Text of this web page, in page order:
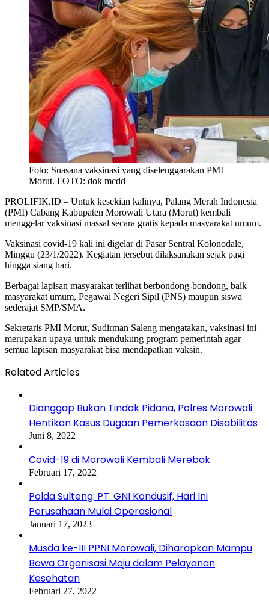
Foto: Suasana vaksinasi yang diselenggarakan PMI
Morut. FOTO: dok mcdd
PROLIFIK.ID – Untuk kesekian kalinya, Palang Merah Indonesia
(PMI) Cabang Kabupaten Morowali Utara (Morut) kembali
menggelar vaksinasi massal secara gratis kepada masyarakat umum.
Vaksinasi covid-19 kali ini digelar di Pasar Sentral Kolonodale,
Minggu (23/1/2022). Kegiatan tersebut dilaksanakan sejak pagi
hingga siang hari.
Berbagai lapisan masyarakat terlihat berbondong-bondong, baik
masyarakat umum, Pegawai Negeri Sipil (PNS) maupun siswa
sederajat SMP/SMA.
Sekretaris PMI Morut, Sudirman Saleng mengatakan, vaksinasi ini
merupakan upaya untuk mendukung program pemerintah agar
semua lapisan masyarakat bisa mendapatkan vaksin.
Related Articles
Dianggap Bukan Tindak Pidana, Polres Morowali
Hentikan Kasus Dugaan Pemerkosaan Disabilitas
Juni 8, 2022
Covid-19 di Morowali Kembali Merebak
Februari 17, 2022
Polda Sulteng: PT. GNI Kondusif, Hari Ini
Perusahaan Mulai Operasional
Januari 17, 2023
Musda ke-III PPNI Morowali, Diharapkan Mampu
Bawa Organisasi Maju dalam Pelayanan
Kesehatan
Februari 27, 2022